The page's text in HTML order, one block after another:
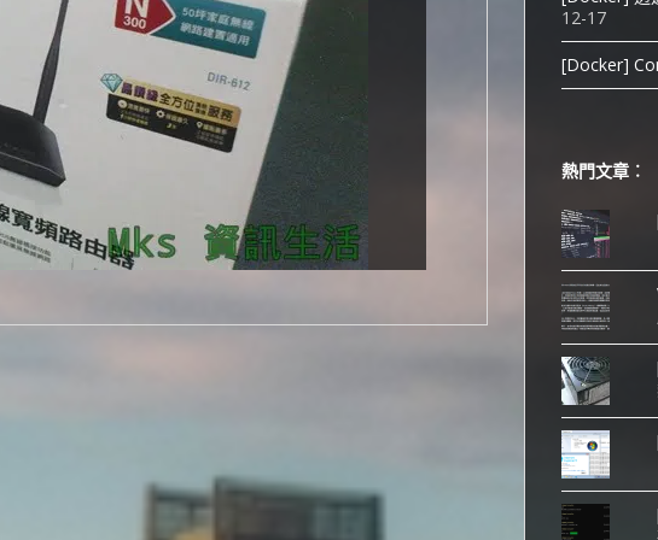
12-17
[Docker]
熱門文章︰